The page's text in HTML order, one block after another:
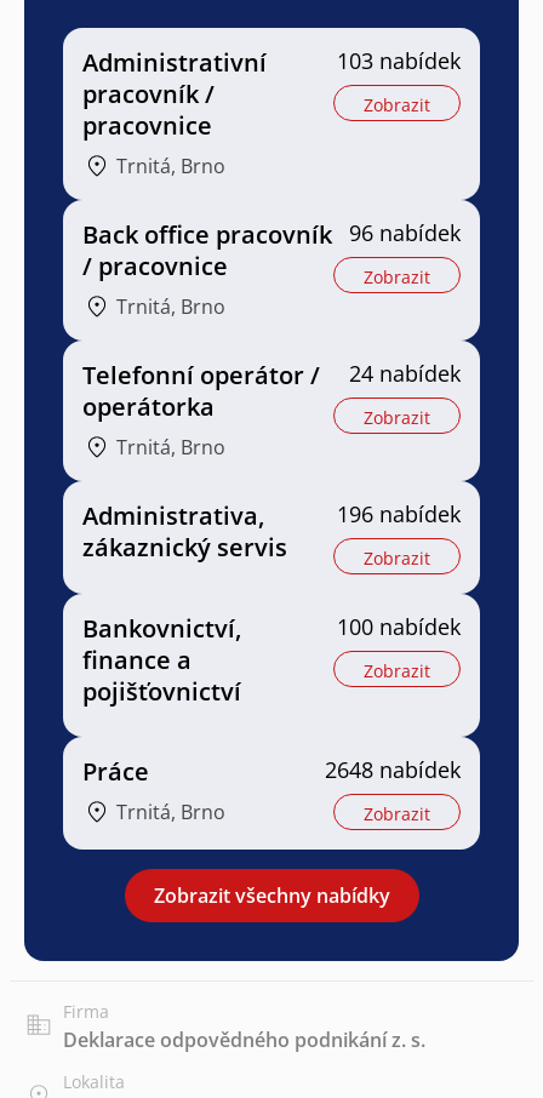
Administrativní
pracovník /
pracovnice
Trnitá, Brno
103 nabídek
Zobrazit
Back office pracovník
/ pracovnice
Trnitá, Brno
96 nabídek
Zobrazit
Telefonní operátor /
operátorka
Trnitá, Brno
24 nabídek
Zobrazit
Administrativa,
zákaznický servis
196 nabídek
Zobrazit
Bankovnictví,
finance a
pojišťovnictví
100 nabídek
Zobrazit
Práce
Trnitá, Brno
2648 nabídek
Zobrazit
Zobrazit všechny nabídky
Firma
Deklarace odpovědného podnikání z. s.
Lokalita